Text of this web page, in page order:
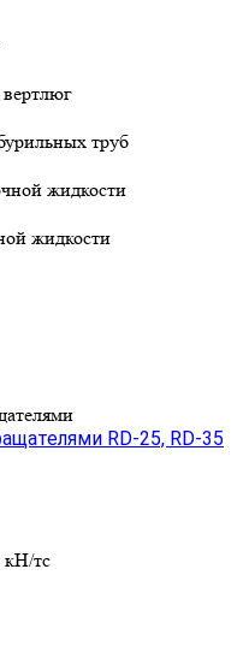
вертлюг
труб
жидкости
жидкости
RD-25, RD-35
кН/тс